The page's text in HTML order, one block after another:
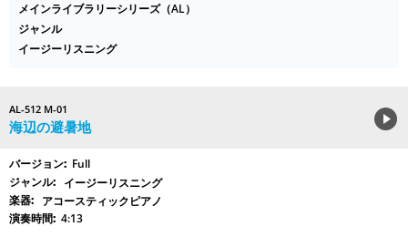
メインライブラリーシリーズ（AL）
ジャンル
イージーリスニング
AL-512 M-01
海辺の避暑地
Full
イージーリスニング
アコースティックピアノ
4:13